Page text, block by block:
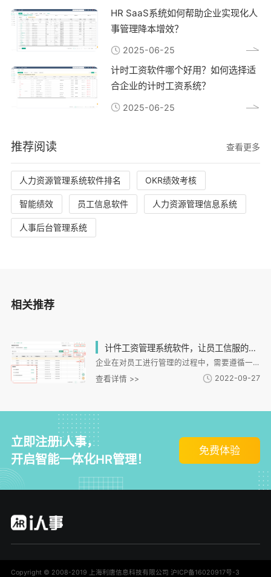
HR SaaS系统如何帮助企业实现化人
事管理降本增效？
2025-06-25
计时工资软件哪个好用？如何选择适
合企业的计时工资系统？
2025-06-25
推荐阅读 查看更多
人力资源管理系统软件排名 OKR绩效考核
智能绩效 员工信息软件 人力资源管理信息系统
人事后台管理系统
相关推荐
计件工资管理系统软件，让员工信服的企业工具
企业在对员工进行管理的过程中，需要遵循一定的规则，员工所遵守的工作原则，企业所遵守的公平原则等。只有员工和企业的管理处于同步的水平中，才能够让员工对企业有足够的归属感和忠诚感。尤其是需要通过计件进行工资计算的企业，计件工资管理系统软件的选择决定了员工是否能够长期留职
查看详情 >>
2022-09-27
立即注册i人事，
开启智能一体化HR管理！
免费体验
Copyright © 2008-2019 上海利唐信息科技有限公司 沪ICP备16020917号-3